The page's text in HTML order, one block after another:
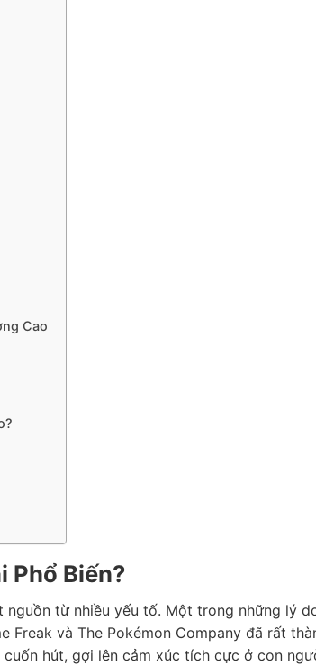
Cao
Phổ Biến?
từ nhiều yếu tố. Một trong những lý
Freak và The Pokémon Company đã rất
hút, gợi lên cảm xúc tích cực ở con